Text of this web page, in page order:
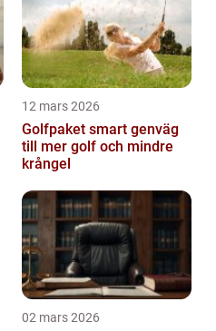
12 mars 2026
Golfpaket smart genväg
till mer golf och mindre
krångel
02 mars 2026